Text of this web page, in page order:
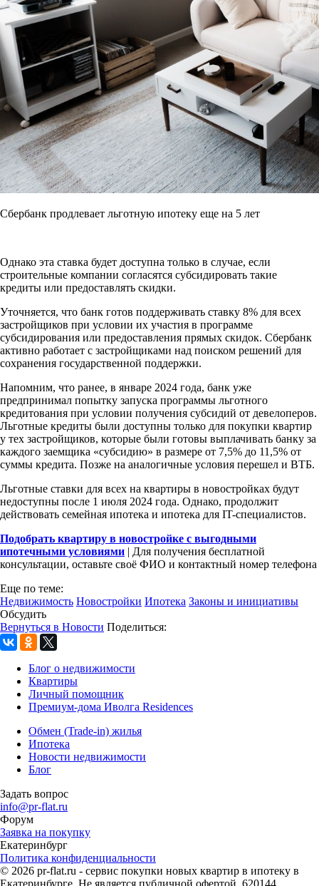
Сбербанк продлевает льготную ипотеку еще на 5 лет
Однако эта ставка будет доступна только в случае, если
строительные компании согласятся субсидировать такие
кредиты или предоставлять скидки.
Уточняется, что банк готов поддерживать ставку 8% для всех
застройщиков при условии их участия в программе
субсидирования или предоставления прямых скидок. Сбербанк
активно работает с застройщиками над поиском решений для
сохранения государственной поддержки.
Напомним, что ранее, в январе 2024 года, банк уже
предпринимал попытку запуска программы льготного
кредитования при условии получения субсидий от девелоперов.
Льготные кредиты были доступны только для покупки квартир
у тех застройщиков, которые были готовы выплачивать банку за
каждого заемщика «субсидию» в размере от 7,5% до 11,5% от
суммы кредита. Позже на аналогичные условия перешел и ВТБ.
Льготные ставки для всех на квартиры в новостройках будут
недоступны после 1 июля 2024 года. Однако, продолжит
действовать семейная ипотека и ипотека для IT-специалистов.
Подобрать квартиру в новостройке с выгодными
ипотечными условиями | Для получения бесплатной
консультации, оставьте своё ФИО и контактный номер телефона
Еще по теме:
Недвижимость Новостройки Ипотека Законы и инициативы
Обсудить
Вернуться в Новости Поделиться:
Блог о недвижимости
Квартиры
Личный помощник
Премиум-дома Иволга Residences
Обмен (Trade-in) жилья
Ипотека
Новости недвижимости
Блог
Задать вопрос
info@pr-flat.ru
Форум
Заявка на покупку
Екатеринбург
Политика конфиденциальности
© 2026 pr-flat.ru - сервис покупки новых квартир в ипотеку в
Екатеринбурге. Не является публичной офертой. 620144,